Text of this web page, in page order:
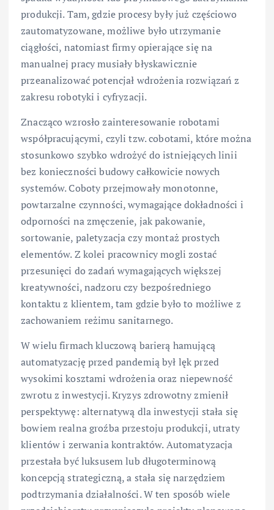
produkcji. Tam, gdzie procesy były już częściowo
zautomatyzowane, możliwe było utrzymanie
ciągłości, natomiast firmy opierające się na
manualnej pracy musiały błyskawicznie
przeanalizować potencjał wdrożenia rozwiązań z
zakresu robotyki i cyfryzacji.
Znacząco wzrosło zainteresowanie robotami
współpracującymi, czyli tzw. cobotami, które można
stosunkowo szybko wdrożyć do istniejących linii
bez konieczności budowy całkowicie nowych
systemów. Coboty przejmowały monotonne,
powtarzalne czynności, wymagające dokładności i
odporności na zmęczenie, jak pakowanie,
sortowanie, paletyzacja czy montaż prostych
elementów. Z kolei pracownicy mogli zostać
przesunięci do zadań wymagających większej
kreatywności, nadzoru czy bezpośredniego
kontaktu z klientem, tam gdzie było to możliwe z
zachowaniem reżimu sanitarnego.
W wielu firmach kluczową barierą hamującą
automatyzację przed pandemią był lęk przed
wysokimi kosztami wdrożenia oraz niepewność
zwrotu z inwestycji. Kryzys zdrowotny zmienił
perspektywę: alternatywą dla inwestycji stała się
bowiem realna groźba przestoju produkcji, utraty
klientów i zerwania kontraktów. Automatyzacja
przestała być luksusem lub długoterminową
koncepcją strategiczną, a stała się narzędziem
podtrzymania działalności. W ten sposób wiele